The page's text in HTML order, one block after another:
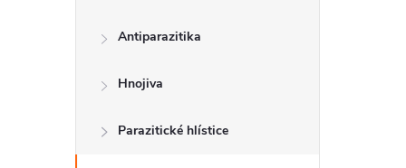
Antiparazitika
Hnojiva
Parazitické hlístice